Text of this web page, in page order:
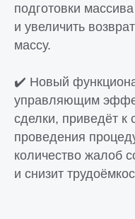
подготовки
и увеличить
массу.
✔️ Новый
управляющим
сделки, приведёт к
проведения
количество жалоб
и снизит